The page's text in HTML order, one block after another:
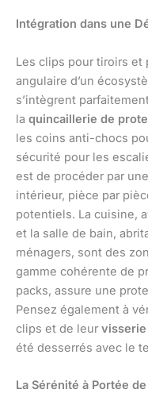
Intégration dans une
Les clips pour tiroirs et
angulaire d’un
s’intègrent
la quincaillerie de
les coins anti-chocs
sécurité pour les
est de procéder par
intérieur, pièce par
potentiels. La cuisine,
et la salle de bain,
ménagers, sont des
gamme cohérente de
packs, assure une
Pensez également à
clips et de leur visserie
été desserrés avec le
La Sérénité à Portée